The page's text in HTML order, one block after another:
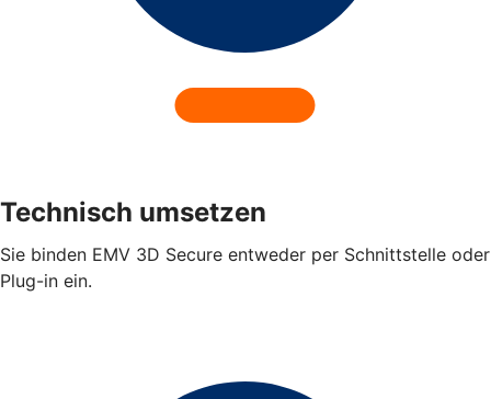
Technisch umsetzen
Sie binden EMV 3D Secure entweder per Schnittstelle oder
Plug-in ein.